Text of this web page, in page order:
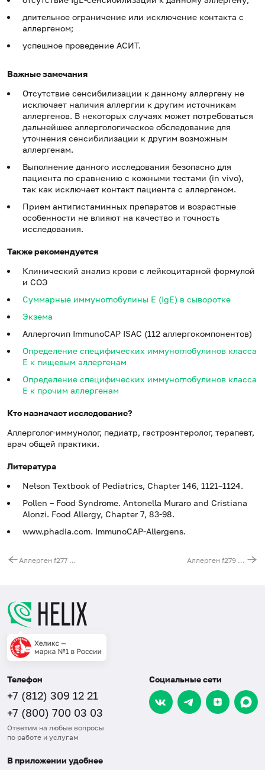
длительное ограничение или исключение контакта с
аллергеном;
успешное проведение АСИТ.
Важные замечания
Отсутствие сенсибилизации к данному аллергену не
исключает наличия аллергии к другим источникам
аллергенов. В некоторых случаях может потребоваться
дальнейшее аллергологическое обследование для
уточнения сенсибилизации к другим возможным
аллергенам.
Выполнение данного исследования безопасно для
пациента по сравнению с кожными тестами (in vivo),
так как исключает контакт пациента с аллергеном.
Прием антигистаминных препаратов и возрастные
особенности не влияют на качество и точность
исследования.
Также рекомендуется
Клинический анализ крови с лейкоцитарной формулой
и СОЭ
Суммарные иммуноглобулины E (IgE) в сыворотке
Экзема
Аллергочип ImmunoCAP ISAC (112 аллергокомпонентов)
Определение специфических иммуноглобулинов класса
E к пищевым аллергенам
Определение специфических иммуноглобулинов класса
E к прочим аллергенам
Кто назначает исследование?
Аллерголог-иммунолог, педиатр, гастроэнтеролог, терапевт,
врач общей практики.
Литература
Nelson Textbook of Pediatrics, Chapter 146, 1121–1124.
Pollen – Food Syndrome. Antonella Muraro and Cristiana
Alonzi. Food Allergy, Chapter 7, 83-98.
www.phadia.com. ImmunoCAP-Allergens.
Аллерген f277 - укроп, IgE (ImmunoCAP) Аллерген f279 - чилийский перец, IgE (ImmunoCAP)
Телефон
+7 (812) 309 12 21
+7 (800) 700 03 03
Ответим на любые вопросы
по работе и услугам
Социальные сети
В приложении удобнее